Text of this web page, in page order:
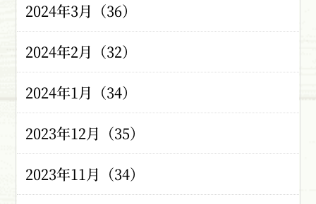
2024年3月（36）
2024年2月（32）
2024年1月（34）
2023年12月（35）
2023年11月（34）